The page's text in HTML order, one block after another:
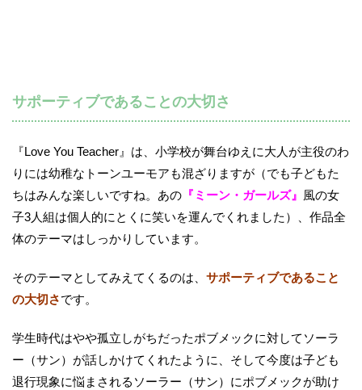
サポーティブであることの大切さ
『Love You Teacher』は、小学校が舞台ゆえに大人が主役のわ
りには幼稚なトーンユーモアも混ざりますが（でも子どもた
ちはみんな楽しいですね。あの 『ミーン・ガールズ』 風の女
子3人組は個人的にとくに笑いを運んでくれました）、作品全
体のテーマはしっかりしています。
そのテーマとしてみえてくるのは、 サポーティブであること
の大切さです。
学生時代はやや孤立しがちだったポブメックに対してソーラ
ー（サン）が話しかけてくれたように、そして今度は子ども
退行現象に悩まされるソーラー（サン）にポブメックが助け